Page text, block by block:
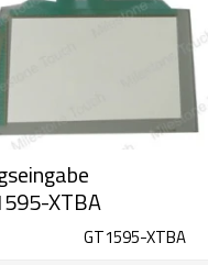
XTBA
GT1595-XTBA